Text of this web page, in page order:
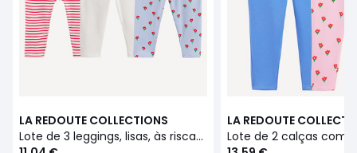
LA REDOUTE COLLECTIONS
Lote de 3 leggings, lisas, às riscas e estampado flores
LA REDOUTE